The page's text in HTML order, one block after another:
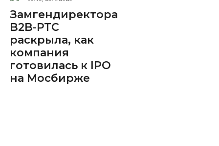
Замгендиректора
B2B-РТС
раскрыла, как
компания
готовилась к IPO
на Мосбирже